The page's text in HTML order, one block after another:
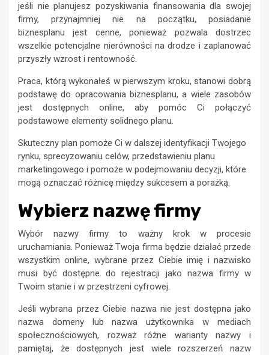
jeśli nie planujesz pozyskiwania finansowania dla swojej
firmy, przynajmniej nie na początku, posiadanie
biznesplanu jest cenne, ponieważ pozwala dostrzec
wszelkie potencjalne nierówności na drodze i zaplanować
przyszły wzrost i rentowność.
Praca, którą wykonałeś w pierwszym kroku, stanowi dobrą
podstawę do opracowania biznesplanu, a wiele zasobów
jest dostępnych online, aby pomóc Ci połączyć
podstawowe elementy solidnego planu.
Skuteczny plan pomoże Ci w dalszej identyfikacji Twojego
rynku, sprecyzowaniu celów, przedstawieniu planu
marketingowego i pomoże w podejmowaniu decyzji, które
mogą oznaczać różnicę między sukcesem a porażką.
Wybierz nazwę firmy
Wybór nazwy firmy to ważny krok w procesie
uruchamiania. Ponieważ Twoja firma będzie działać przede
wszystkim online, wybrane przez Ciebie imię i nazwisko
musi być dostępne do rejestracji jako nazwa firmy w
Twoim stanie i w przestrzeni cyfrowej.
Jeśli wybrana przez Ciebie nazwa nie jest dostępna jako
nazwa domeny lub nazwa użytkownika w mediach
społecznościowych, rozważ różne warianty nazwy i
pamiętaj, że dostępnych jest wiele rozszerzeń nazw